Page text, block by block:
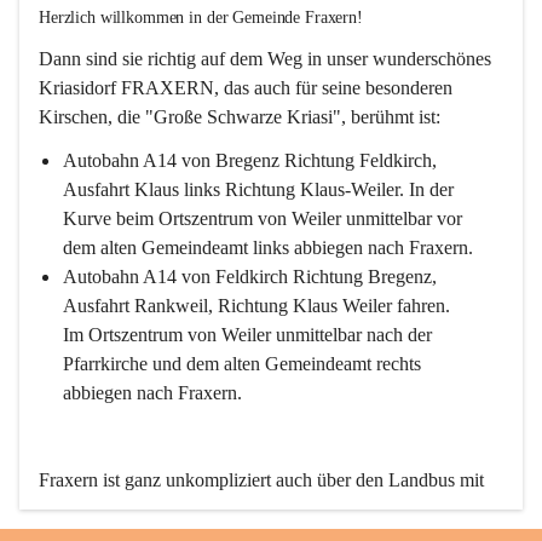
Herzlich willkommen in der Gemeinde Fraxern!
Dann sind sie richtig auf dem Weg in unser wunderschönes
Kriasidorf FRAXERN, das auch für seine besonderen
Kirschen, die "Große Schwarze Kriasi", berühmt ist:
Autobahn A14 von Bregenz Richtung Feldkirch,
Ausfahrt Klaus links Richtung Klaus-Weiler. In der
Kurve beim Ortszentrum von Weiler unmittelbar vor
dem alten Gemeindeamt links abbiegen nach Fraxern.
Autobahn A14 von Feldkirch Richtung Bregenz,
Ausfahrt Rankweil, Richtung Klaus Weiler fahren.
Im Ortszentrum von Weiler unmittelbar nach der
Pfarrkirche und dem alten Gemeindeamt rechts
abbiegen nach Fraxern.
Fraxern ist ganz unkompliziert auch über den Landbus mit
den öffentlichen Verkehrsmitteln zu erreichen. Die Linie